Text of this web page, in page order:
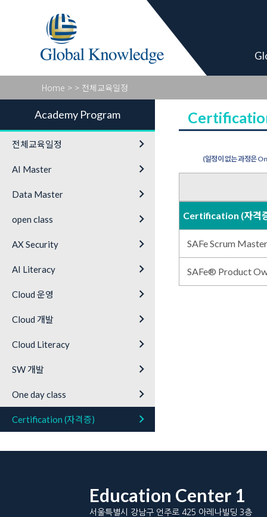
Academy
Home > > 전체교육일정
Academy Program
전체교육일정 keyboard_arrow_right
AI Master keyboard_arrow_right
Data Master keyboard_arrow_right
open class keyboard_arrow_right
AX Security keyboard_arrow_right
AI Literacy keyboard_arrow_right
Cloud 운영 keyboard_arrow_right
Cloud 개발 keyboard_arrow_right
Cloud Literacy keyboard_arrow_right
SW 개발 keyboard_arrow_right
One day class keyboard_arrow_right
Certification (자격증) keyboard_arrow_right
(일정이 없는 과정은
Certification (자격
SAFe Scrum
SAFe® Product
Education Center 1
서울특별시 강남구 언주로 425 아레나빌딩 3층